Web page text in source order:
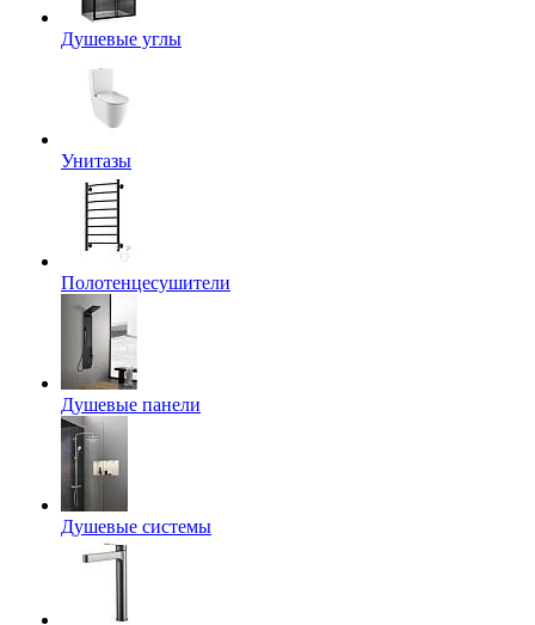
Душевые углы
Унитазы
Полотенцесушители
Душевые панели
Душевые системы